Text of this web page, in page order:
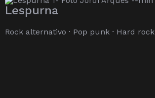
Lespurna
Rock alternativo · Pop punk · Hard rock